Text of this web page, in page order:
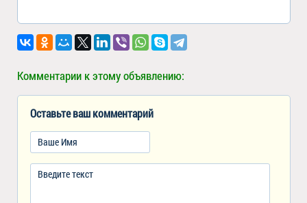
Комментарии к этому объявлению:
Оставьте ваш комментарий